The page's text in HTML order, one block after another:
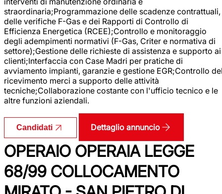
straordinaria;Programmazione delle scadenze contrattuali,
delle verifiche F-Gas e dei Rapporti di Controllo di
Efficienza Energetica (RCEE);Controllo e monitoraggio
degli adempimenti normativi (F-Gas, Criter e normativa di
settore);Gestione delle richieste di assistenza e supporto ai
clienti;Interfaccia con Case Madri per pratiche di
avviamento impianti, garanzie e gestione EGR;Controllo
ricevimento merci a supporto delle attività
tecniche;Collaborazione costante con l'ufficio tecnico e le
altre funzioni aziendali.
Candidati Dettaglio annuncio
OPERAIO OPERAIA LEGGE
68/99 COLLOCAMENTO